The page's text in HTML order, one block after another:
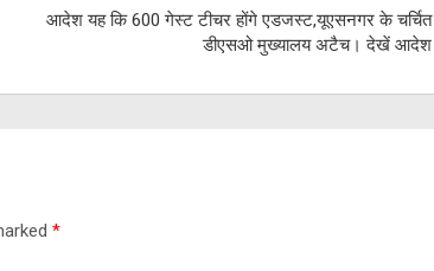
आदेश यह कि 600 गेस्ट टीचर होंगे एडजस्ट,यूएसनगर के चर्चित
डीएसओ मुख्यालय अटैच। देखें आदेश
*